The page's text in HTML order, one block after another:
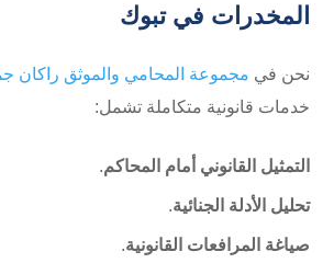
المخدرات في تبوك
نحن في مجموعة المحامي والموثق راكان
خدمات قانونية متكاملة تشمل:
التمثيل القانوني أمام المحاكم.
تحليل الأدلة الجنائية.
صياغة المرافعات القانونية.